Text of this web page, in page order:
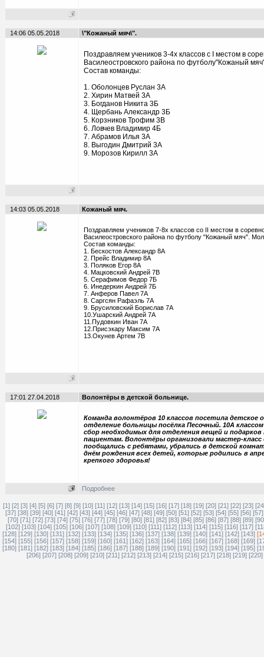
14:06 05.05.2018 \"Кожаный мяч\".
Поздравляем учеников 3-4х классов с I местом в
Василеостровского района по футболу"Кожаный
Состав команды:
1. Оболонцев Руслан 3А
2. Хирин Матвей 3А
3. Богданов Никита 3Б
4. Щербань Александр 3Б
5. Корзников Трофим 3В
6. Ловчев Владимир 4Б
7. Абрамов Илья 3А
8. Выгодин Дмитрий 3А
9. Морозов Кирилл 3А
14:03 05.05.2018 Кожаный мяч.
Поздравляем учеников 7-8х классов со II местом в
Василеостровского района по футболу "Кожаный мяч".
Состав команды:
1. Бескостов Александр 8А
2. Прейс Владимир 8А
3. Поляков Егор 8А
4. Мацковский Андрей 7В
5. Серафимов Федор 7Б
6. Инедеркин Андрей 7Б
7. Анферов Павел 7А
8. Саргсян Рафаэль 7А
9. Брусиловский Борислав 7А
10.Ушарский Андрей 7А
11.Пудовкин Иван 7А
12.Присэкару Максим 7А
13.Окунев Артем 7В
17:01 27.04.2018 Волонтёры в детской больнице.
Команда волонтёров 10 классов посетила детское
отделение больницы посёлка Песочный. 10А
сбор необходимых для отделения вещей и подарков
пациентам. Волонтёры организовали мастер-класс
пообщались с ребятами, убрались в детской
днём рождения всех детей, которые родились в
крепкого здоровья!
Подробнее
[1] [2] [3] [4] [5] [6] [7] [8] [9] [10] [11] [12] [13] [14] [15] [16] [17] [18] [19] [20] [21] [22] [23]
[37] [38] [39] [40] [41] [42] [43] [44] [45] [46] [47] [48] [49] [50] [51] [52] [53] [54] [55] [56] [57]
[70] [71] [72] [73] [74] [75] [76] [77] [78] [79] [80] [81] [82] [83] [84] [85] [86] [87] [88] [89]
[102] [103] [104] [105] [106] [107] [108] [109] [110] [111] [112] [113] [114] [115] [116] [117]
[128] [129] [130] [131] [132] [133] [134] [135] [136] [137] [138] [139] [140] [141] [142] [143]
[154] [155] [156] [157] [158] [159] [160] [161] [162] [163] [164] [165] [166] [167] [168] [169]
[180] [181] [182] [183] [184] [185] [186] [187] [188] [189] [190] [191] [192] [193] [194] [195]
[206] [207] [208] [209] [210] [211] [212] [213] [214] [215] [216] [217] [218] [219] [220]